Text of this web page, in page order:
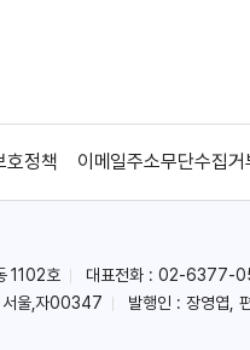
호정책 이메일주소무단수집거
1102호 대표전화 : 02-6377-
서울,자00347 발행인 : 장영엽,